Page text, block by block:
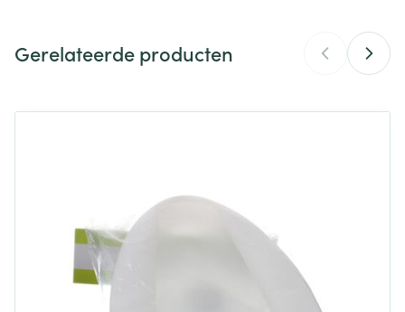
Merken Bota
20 mm
Kamertemperatuur (15°C - 25°C)
Gerelateerde producten